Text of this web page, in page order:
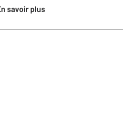
En savoir plus